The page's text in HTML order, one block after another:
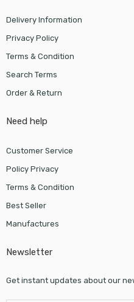
Delivery Information
Privacy Policy
Terms & Condition
Search Terms
Order & Return
Need help
Customer Service
Policy Privacy
Terms & Condition
Best Seller
Manufactures
Newsletter
Get instant updates about our